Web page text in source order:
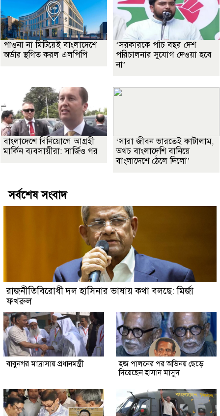
পাওনা না মিটিয়েই বাংলাদেশে
অর্ডার স্থগিত করল এলপিপি
‘সরকারকে পাঁচ বছর দেশ
পরিচালনার সুযোগ দেওয়া হবে
না’
বাংলাদেশে বিনিয়োগে আগ্রহী
মার্কিন ব্যবসায়ীরা: সার্জিও গর
‘সারা জীবন ভারতেই কাটালাম,
অথচ বাংলাদেশি বানিয়ে
বাংলাদেশে ঠেলে দিলো’
সর্বশেষ সংবাদ
রাজনীতিবিরোধী দল হাসিনার ভাষায় কথা বলছে: মির্জা
ফখরুল
বাবুনগর মাদ্রাসায় প্রধানমন্ত্রী
হজ পালনের পর অভিনয় ছেড়ে
দিয়েছেন হাসান মাসুদ